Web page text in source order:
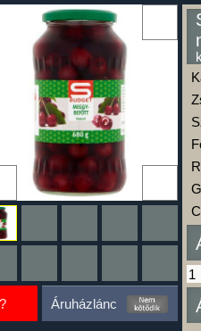
Szöveges
Értékelés
Ha
A
Áruházlánc